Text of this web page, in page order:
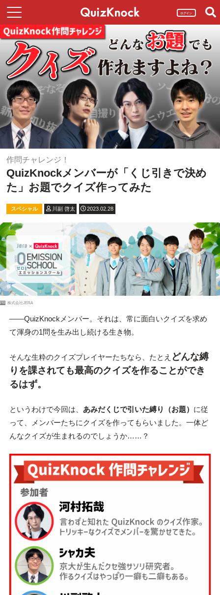
ログイン
作問チャレンジ！
QuizKnockメンバーが「くじ引きで決め
た」お題でクイズ作ってみた
スペシャル 川副 啓太 2023.02.28
PR 株式会社JERA
――QuizKnockメンバー。それは、常に面白いクイズを求め
て渾身の1問を生み出し続ける生き物。
そんな生粋のクイズプレイヤーたちなら、たとえ どんな縛
りを課されても最高のクイズを作ることができ
るはず。
というわけで今回は、 あみだくじで引いた縛り（お題） に従
って、メンバーたちにクイズを作ってもらいました。一体ど
んなクイズが生まれるのでしょうか……？